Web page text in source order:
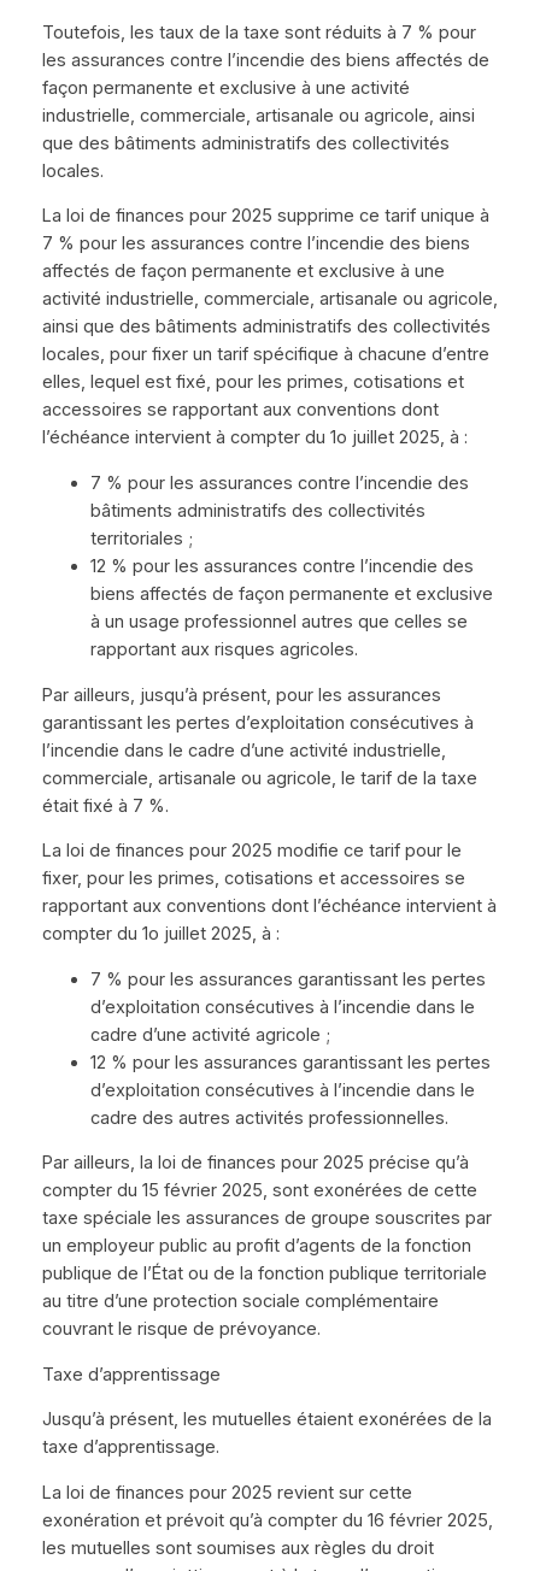
Toutefois, les taux de la taxe sont réduits à 7 % pour
les assurances contre l’incendie des biens affectés de
façon permanente et exclusive à une activité
industrielle, commerciale, artisanale ou agricole, ainsi
que des bâtiments administratifs des collectivités
locales.
La loi de finances pour 2025 supprime ce tarif unique à
7 % pour les assurances contre l’incendie des biens
affectés de façon permanente et exclusive à une
activité industrielle, commerciale, artisanale ou agricole,
ainsi que des bâtiments administratifs des collectivités
locales, pour fixer un tarif spécifique à chacune d’entre
elles, lequel est fixé, pour les primes, cotisations et
accessoires se rapportant aux conventions dont
l’échéance intervient à compter du 1o juillet 2025, à :
7 % pour les assurances contre l’incendie des
bâtiments administratifs des collectivités
territoriales ;
12 % pour les assurances contre l’incendie des
biens affectés de façon permanente et exclusive
à un usage professionnel autres que celles se
rapportant aux risques agricoles.
Par ailleurs, jusqu’à présent, pour les assurances
garantissant les pertes d’exploitation consécutives à
l’incendie dans le cadre d’une activité industrielle,
commerciale, artisanale ou agricole, le tarif de la taxe
était fixé à 7 %.
La loi de finances pour 2025 modifie ce tarif pour le
fixer, pour les primes, cotisations et accessoires se
rapportant aux conventions dont l’échéance intervient à
compter du 1o juillet 2025, à :
7 % pour les assurances garantissant les pertes
d’exploitation consécutives à l’incendie dans le
cadre d’une activité agricole ;
12 % pour les assurances garantissant les pertes
d’exploitation consécutives à l’incendie dans le
cadre des autres activités professionnelles.
Par ailleurs, la loi de finances pour 2025 précise qu’à
compter du 15 février 2025, sont exonérées de cette
taxe spéciale les assurances de groupe souscrites par
un employeur public au profit d’agents de la fonction
publique de l’État ou de la fonction publique territoriale
au titre d’une protection sociale complémentaire
couvrant le risque de prévoyance.
Taxe d’apprentissage
Jusqu’à présent, les mutuelles étaient exonérées de la
taxe d’apprentissage.
La loi de finances pour 2025 revient sur cette
exonération et prévoit qu’à compter du 16 février 2025,
les mutuelles sont soumises aux règles du droit